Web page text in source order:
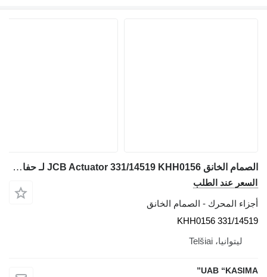
الصمام الخانق JCB Actuator 331/14519 KHH0156 لـ حفارة JCB JS130W
السعر عند الطلب
أجزاء المحرك - الصمام الخانق
331/14519 KHH0156
ليتوانيا، Telšiai
UAB “KASIMA”